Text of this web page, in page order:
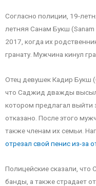
Согласно полиции, 19-
летняя Санам Букш
2017, когда их
гранату. Мужчина кинул
Отец девушек Кадир Букш
что Саджид дважды
котором предлагал выйти
отказано. После этого
также членам их семьи.
отрезал свой пенис из-за
Полицейские сказали,
банды, а также страдает